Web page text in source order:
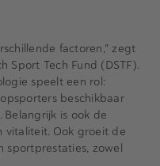
factoren," zegt
Sport Tech Fund (DSTF).
speelt een rol:
beschikbaar
is ook de
vitaliteit. Ook groeit de
zowel